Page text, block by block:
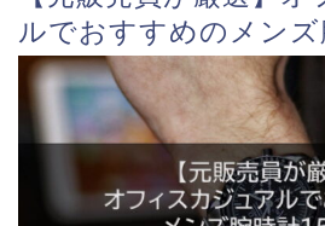
ルでおすすめのメンズ